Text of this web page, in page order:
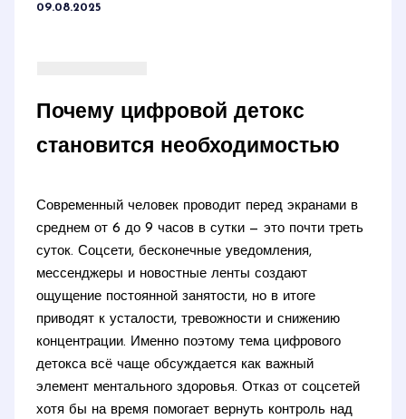
09.08.2025
Почему цифровой детокс
становится необходимостью
Современный человек проводит перед экранами в
среднем от 6 до 9 часов в сутки — это почти треть
суток. Соцсети, бесконечные уведомления,
мессенджеры и новостные ленты создают
ощущение постоянной занятости, но в итоге
приводят к усталости, тревожности и снижению
концентрации. Именно поэтому тема цифрового
детокса всё чаще обсуждается как важный
элемент ментального здоровья. Отказ от соцсетей
хотя бы на время помогает вернуть контроль над